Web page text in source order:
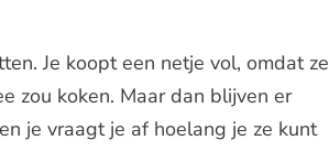
Je koopt een netje vol, omdat ze
zou koken. Maar dan blijven er
je vraagt je af hoelang je ze kunt